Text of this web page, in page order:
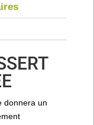
donnera un